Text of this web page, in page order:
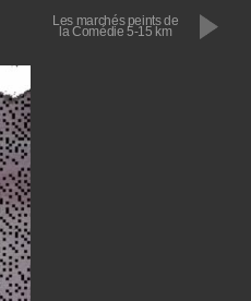
Les marchés peints de
la Comédie 5-15 km